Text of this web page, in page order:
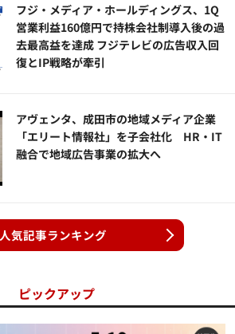
フジ・メディア・ホールディングス、1Q
営業利益160億円で持株会社制導入後の過
去最高益を達成 フジテレビの広告収入回
復とIP戦略が牽引
アヴェンタ、成田市の地域メディア企業
「エリート情報社」を子会社化 HR・IT
融合で地域広告事業の拡大へ
人気記事ランキング
ピックアップ